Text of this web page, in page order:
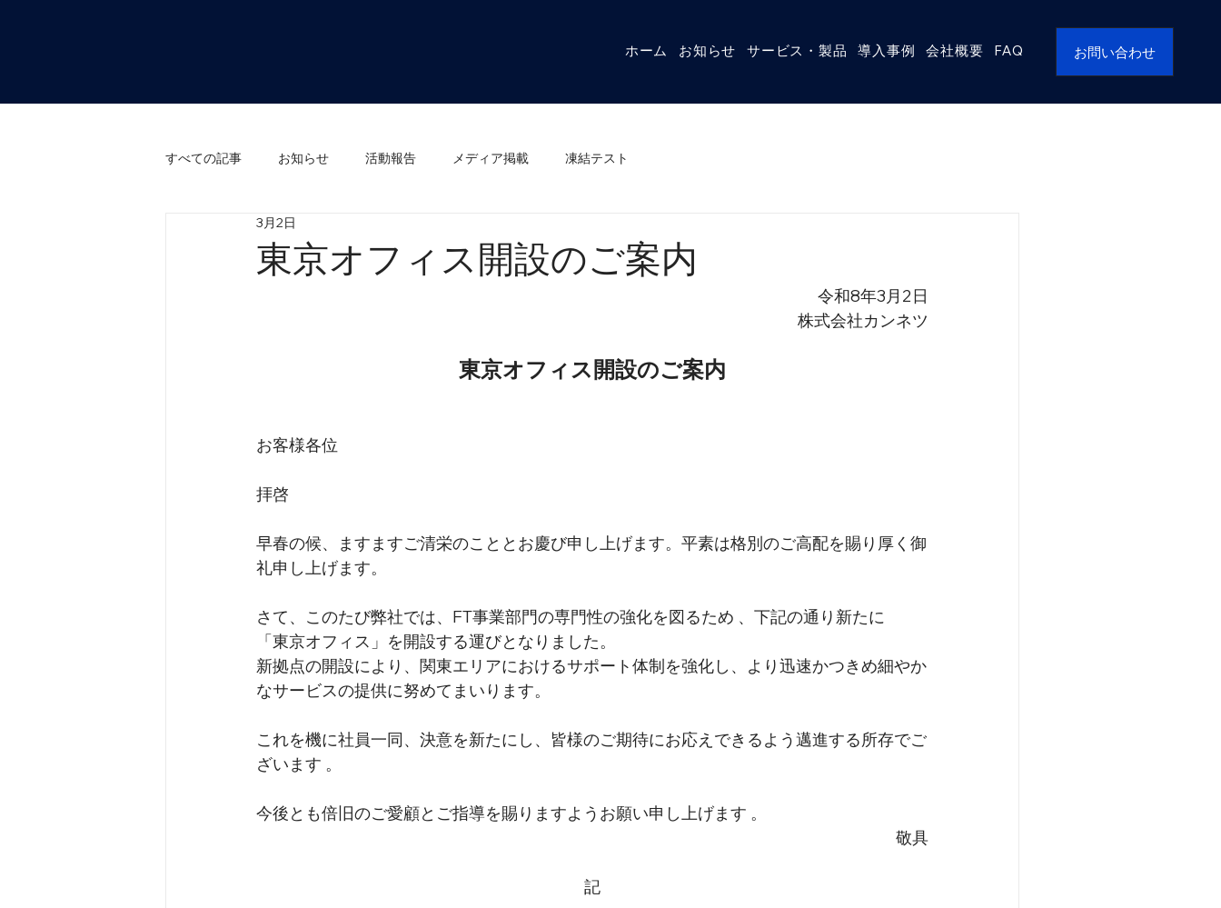
ホーム お知らせ サービス・製品 導入事例 会社概要 FAQ お問い合わせ
すべての記事 お知らせ 活動報告 メディア掲載 凍結テスト
東京オフィス開設のご案内
3月2日
令和8年3月2日
株式会社カンネツ
東京オフィス開設のご案内
お客様各位
拝啓
早春の候、ますますご清栄のこととお慶び申し上げます。平素は格別のご高配を賜り厚く御
礼申し上げます。
さて、このたび弊社では、FT事業部門の専門性の強化を図るため 、下記の通り新たに
「東京オフィス」を開設する運びとなりました。
新拠点の開設により、関東エリアにおけるサポート体制を強化し、より迅速かつきめ細やか
なサービスの提供に努めてまいります。
これを機に社員一同、決意を新たにし、皆様のご期待にお応えできるよう邁進する所存でご
ざいます 。
今後とも倍旧のご愛顧とご指導を賜りますようお願い申し上げます 。
敬具
記